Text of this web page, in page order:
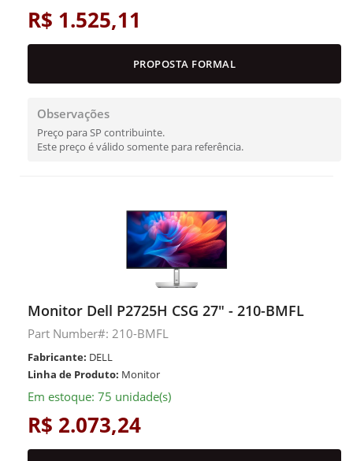
R$ 1.525,11
PROPOSTA FORMAL
Observações
Preço para SP contribuinte.
Este preço é válido somente para referência.
Monitor Dell P2725H CSG 27" - 210-BMFL
Part Number#: 210-BMFL
Fabricante: DELL
Linha de Produto: Monitor
Em estoque: 75 unidade(s)
R$ 2.073,24